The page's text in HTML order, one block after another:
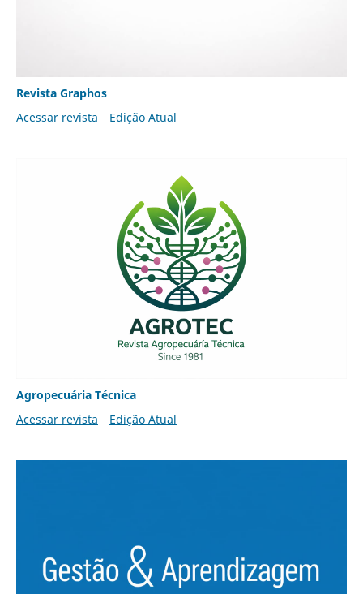
Revista Graphos
Acessar revista
Edição Atual
Agropecuária Técnica
Acessar revista
Edição Atual